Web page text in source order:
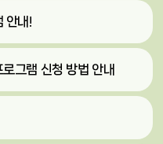
안내!
그램 신청 방법 안내